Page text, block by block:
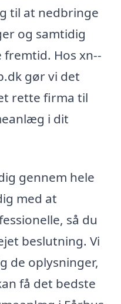
til at nedbringe
og samtidig
Hos xn--
gør vi det
rette firma til
i dit
gennem hele
med at
så du
beslutning. Vi
de oplysninger,
få det bedste